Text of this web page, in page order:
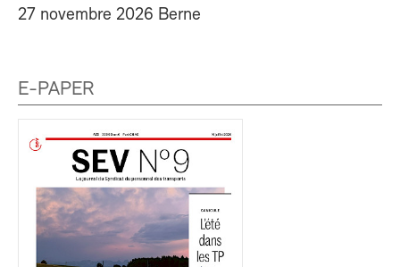
27 novembre 2026 Berne
E-PAPER